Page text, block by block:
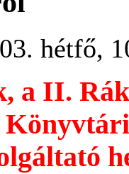
hétfő,
a II.